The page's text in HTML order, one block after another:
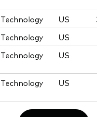
Technology US
Technology
US
Technology US
Technology US